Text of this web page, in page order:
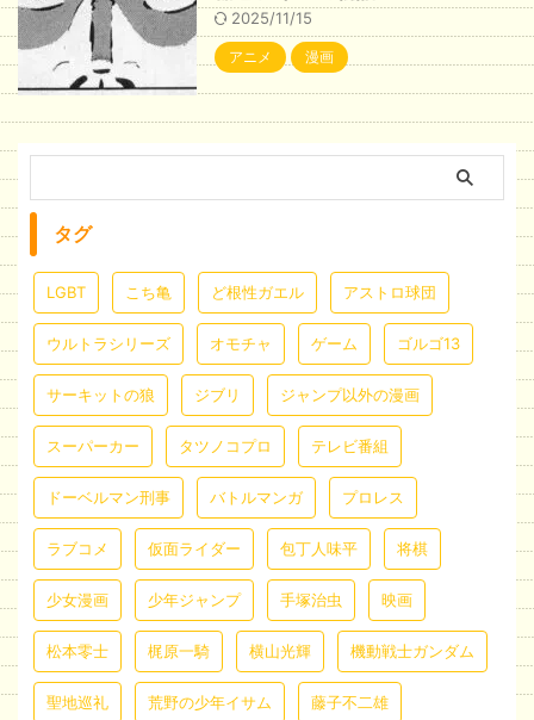
2025/11/15
アニメ 漫画
タグ
LGBT こち亀 ど根性ガエル アストロ球団
ウルトラシリーズ オモチャ ゲーム ゴルゴ13
サーキットの狼 ジブリ ジャンプ以外の漫画
スーパーカー タツノコプロ テレビ番組
ドーベルマン刑事 バトルマンガ プロレス
ラブコメ 仮面ライダー 包丁人味平 将棋
少女漫画 少年ジャンプ 手塚治虫 映画
松本零士 梶原一騎 横山光輝 機動戦士ガンダム
聖地巡礼 荒野の少年イサム 藤子不二雄